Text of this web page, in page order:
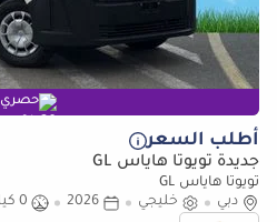
حصري
أطلب السعر
جديدة تويوتا هاياس GL
تويوتا هاياس GL
دبي
خليجي 2026
0 كيلومتر